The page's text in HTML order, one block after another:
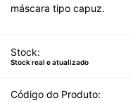
máscara tipo capuz.
Stock:
Stock real e atualizado
Código do Produto: